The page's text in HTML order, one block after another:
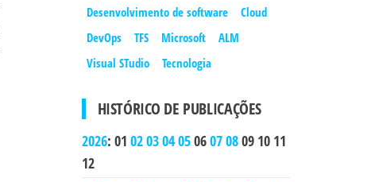
Desenvolvimento de software
Cloud
DevOps
TFS Microsoft
ALM
Visual STudio
Tecnologia
HISTÓRICO DE PUBLICAÇÕES
2026: 01 0203040506070809 10 11
12